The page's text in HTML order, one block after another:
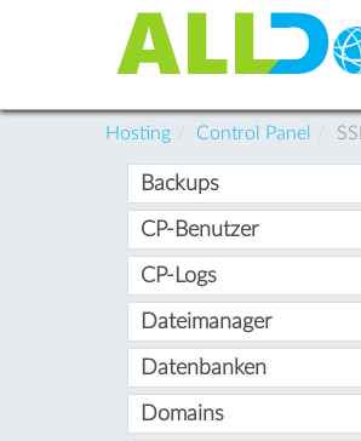
Hosting Control Panel
Backups
CP-Benutzer
CP-Logs
Dateimanager
Datenbanken
Domains